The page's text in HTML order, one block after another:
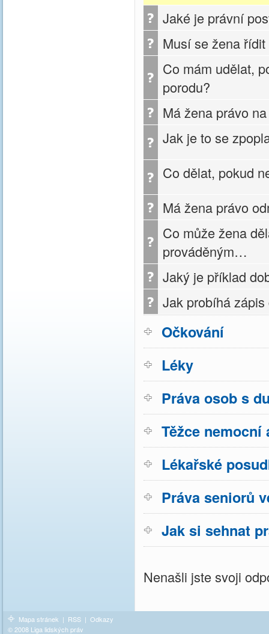
Jaké je právní
Musí se žena
Co mám udělat,
porodu?
Má žena právo
Jak je to se
Co dělat, pokud
Má žena právo
Co může žena
prováděným…
Jaký je příklad
Jak probíhá
Očkování
Léky
Práva osob s
Těžce
Lékařské
Práva seniorů
Jak si sehnat
Nenašli jste svoji
Mapa stránek | RSS | Odkazy
© 2008 Liga lidských práv